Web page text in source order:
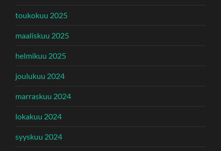
toukokuu 2025
maaliskuu 2025
helmikuu 2025
joulukuu 2024
marraskuu 2024
lokakuu 2024
syyskuu 2024